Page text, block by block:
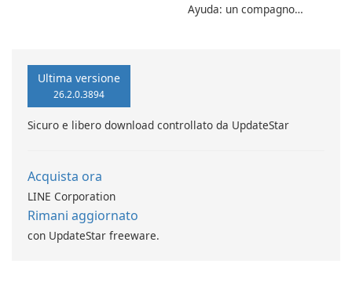
Ayuda: un compagno
Ultima versione
26.2.0.3894
Sicuro e libero download controllato da UpdateStar
Acquista ora
LINE Corporation
Rimani aggiornato
con UpdateStar freeware.